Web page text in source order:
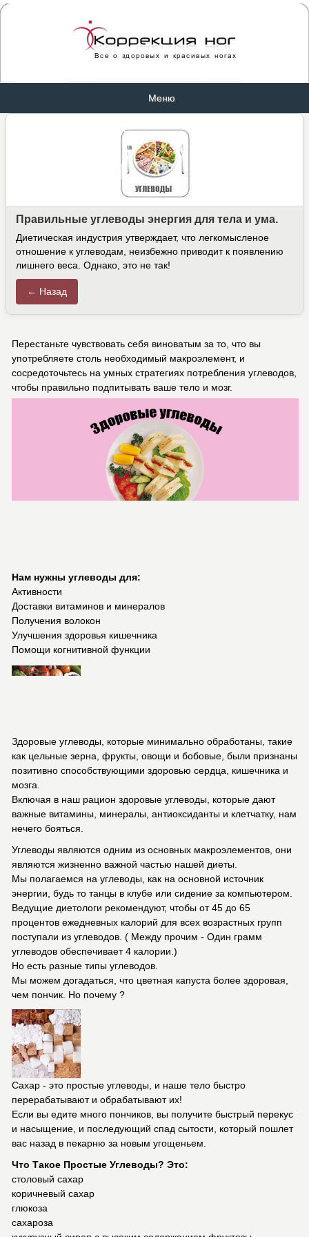
Меню
Правильные углеводы энергия для тела и ума.
Диетическая индустрия утверждает, что легкомысленое
отношение к углеводам, неизбежно приводит к появлению
лишнего веса. Однако, это не так!
Перестаньте чувствовать себя виноватым за то, что вы
употребляете столь необходимый макроэлемент, и
сосредоточьтесь на умных стратегиях потребления углеводов,
чтобы правильно подпитывать ваше тело и мозг.
Нам нужны углеводы для:
Активности
Доставки витаминов и минералов
Получения волокон
Улучшения здоровья кишечника
Помощи когнитивной функции
Здоровые углеводы, которые минимально обработаны, такие
как цельные зерна, фрукты, овощи и бобовые, были признаны
позитивно способствующими здоровью сердца, кишечника и
мозга.
Включая в наш рацион здоровые углеводы, которые дают
важные витамины, минералы, антиоксиданты и клетчатку, нам
нечего бояться.
Углеводы являются одним из основных макроэлементов, они
являются жизненно важной частью нашей диеты.
Мы полагаемся на углеводы, как на основной источник
энергии, будь то танцы в клубе или сидение за компьютером.
Ведущие диетологи рекомендуют, чтобы от 45 до 65
процентов ежедневных калорий для всех возрастных групп
поступали из углеводов. ( Между прочим - Один грамм
углеводов обеспечивает 4 калории.)
Но есть разные типы углеводов.
Мы можем догадаться, что цветная капуста более здоровая,
чем пончик. Но почему ?
Сахар - это простые углеводы, и наше тело быстро
перерабатывают и обрабатывают их!
Если вы едите много пончиков, вы получите быстрый перекус
и насыщение, и последующий спад сытости, который пошлет
вас назад в пекарню за новым угощеньем.
Что Такое Простые Углеводы? Это:
столовый сахар
коричневый сахар
глюкоза
сахароза